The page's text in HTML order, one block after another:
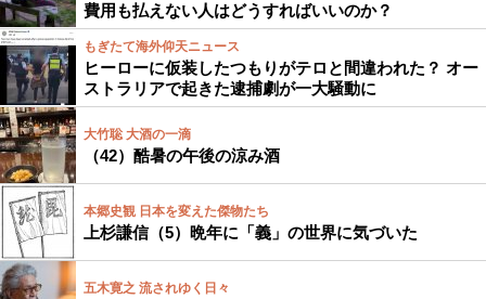
費用も払えない人はどうすればいいのか？
もぎたて海外仰天ニュース
ヒーローに仮装したつもりがテロと間違われた？ オー
ストラリアで起きた逮捕劇が一大騒動に
大竹聡 大酒の一滴
（42）酷暑の午後の涼み酒
本郷史観 日本を変えた傑物たち
上杉謙信（5）晩年に「義」の世界に気づいた
五木寛之 流されゆく日々